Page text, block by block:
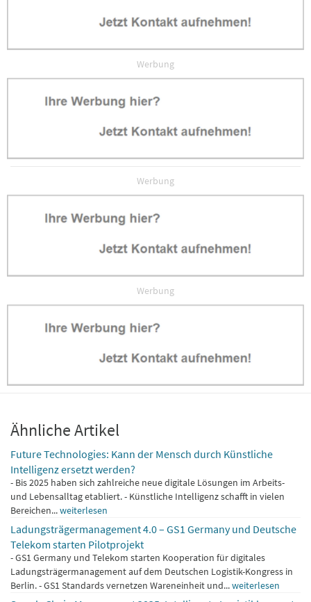
Werbung
Werbung
Werbung
Ähnliche Artikel
Future Technologies: Kann der Mensch durch Künstliche
Intelligenz ersetzt werden?
- Bis 2025 haben sich zahlreiche neue digitale Lösungen im Arbeits-
und Lebensalltag etabliert. - Künstliche Intelligenz schafft in vielen
Bereichen...weiterlesen
Ladungsträgermanagement 4.0 – GS1 Germany und Deutsche
Telekom starten Pilotprojekt
- GS1 Germany und Telekom starten Kooperation für digitales
Ladungsträgermanagement auf dem Deutschen Logistik-Kongress in